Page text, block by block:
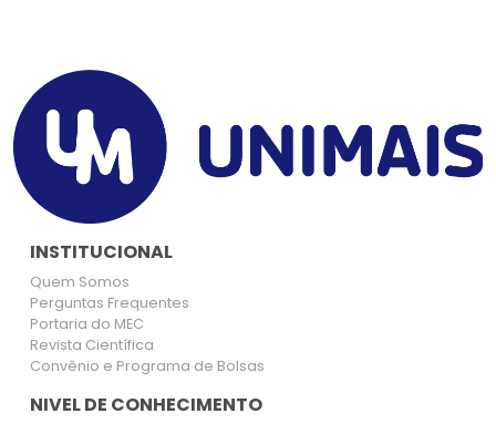
INSTITUCIONAL
Quem Somos
Perguntas Frequentes
Portaria do MEC
Revista Científica
Convênio e Programa de Bolsas
NIVEL DE CONHECIMENTO